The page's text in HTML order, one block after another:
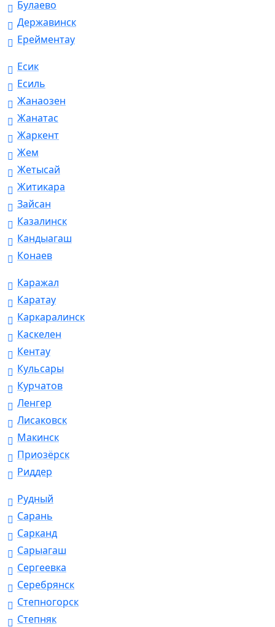
Булаево
Державинск
Ерейментау
Есик
Есиль
Жанаозен
Жанатас
Жаркент
Жем
Жетысай
Житикара
Зайсан
Казалинск
Кандыагаш
Конаев
Каражал
Каратау
Каркаралинск
Каскелен
Кентау
Кульсары
Курчатов
Ленгер
Лисаковск
Макинск
Приозёрск
Риддер
Рудный
Сарань
Сарканд
Сарыагаш
Сергеевка
Серебрянск
Степногорск
Степняк